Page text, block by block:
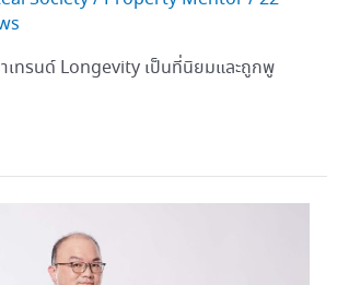
เทรนด์ Longevity เป็นที่นิยมและถูกพู